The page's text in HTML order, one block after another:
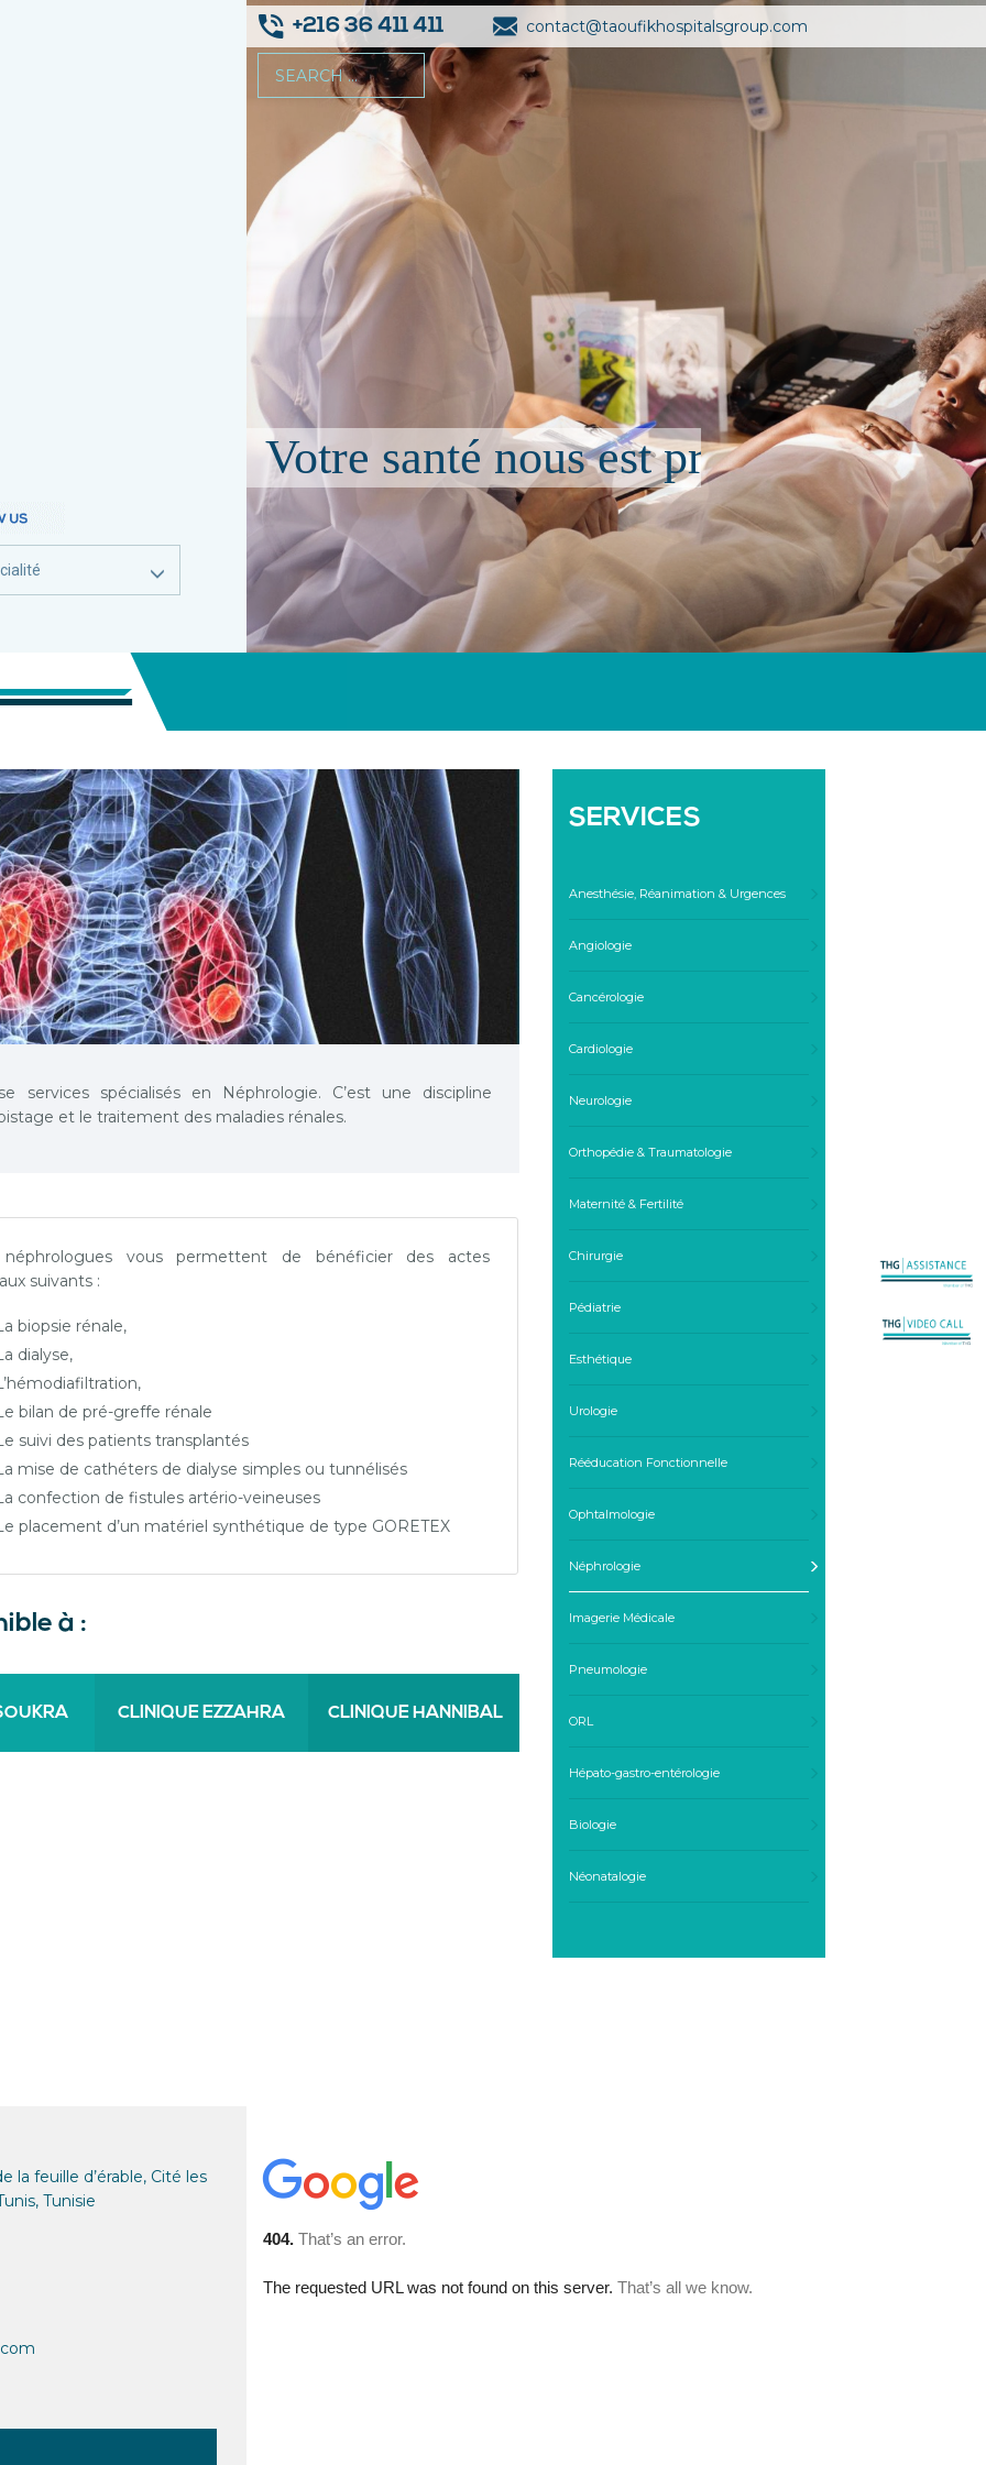
+216 36 411 411 contact@taoufikhospitalsgroup.com
services spécialisés en Néphrologie. C’est une discipline
et le traitement des maladies rénales.
vous permettent de bénéficier des actes
suivants :
biopsie rénale,
dialyse,
bilan de pré-greffe rénale
suivi des patients transplantés
mise de cathéters de dialyse simples ou tunnélisés
confection de fistules artério-veineuses
placement d’un matériel synthétique de type GORETEX
à :
CLINIQUE EZZAHRA CLINIQUE HANNIBAL
SERVICES
Anesthésie, Réanimation & Urgences
Angiologie
Cancérologie
Cardiologie
Neurologie
Orthopédie & Traumatologie
Maternité & Fertilité
Chirurgie
Pédiatrie
Esthétique
Urologie
Rééducation Fonctionnelle
Ophtalmologie
Néphrologie
Imagerie Médicale
Pneumologie
ORL
Hépato-gastro-entérologie
Biologie
Néonatalogie
la feuille d’érable, Cité les
Tunisie